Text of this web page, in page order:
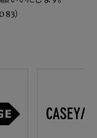
）